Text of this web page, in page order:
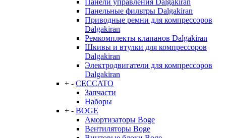
Панели управления Dalgakiran
Панельные фильтры Dalgakiran
Приводные ремни для компрессоров
Dalgakiran
Ремкомплекты клапанов Dalgakiran
Шкивы и втулки для компрессоров
Dalgakiran
Электродвигатели для компрессоров
Dalgakiran
+ - CECCATO
Запчасти
Наборы
+ - BOGE
Амортизаторы Boge
Вентиляторы Boge